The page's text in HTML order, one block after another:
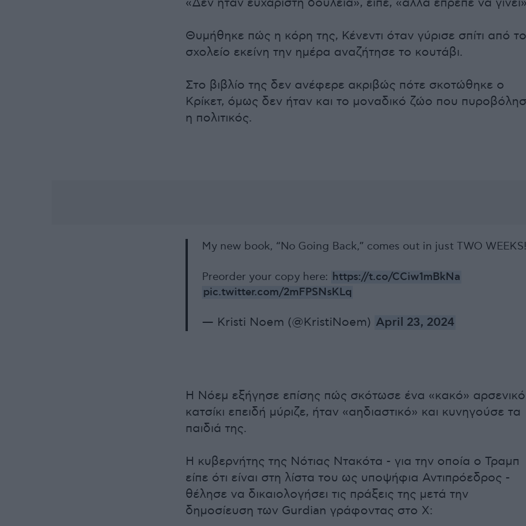
«Δεν ήταν ευχάριστη δουλειά», είπε, «αλλά έπρεπε να
Θυμήθηκε πώς η κόρη της, Κένεντι όταν γύρισε σπίτι από το
σχολείο εκείνη την ημέρα αναζήτησε το κουτάβι.
Στο βιβλίο της δεν ανέφερε ακριβώς πότε σκοτώθηκε ο
Κρίκετ, όμως δεν ήταν και το μοναδικό ζώο που
η πολιτικός.
My new book, “No Going Back,” comes out in just TWO WEEKS!
Preorder your copy here: https://t.co/CCiw1mBkNa
pic.twitter.com/2mFPSNsKLq
— Kristi Noem (@KristiNoem) April 23, 2024
Η Νόεμ εξήγησε επίσης πώς σκότωσε ένα «κακό» αρσενικό
κατσίκι επειδή μύριζε, ήταν «αηδιαστικό» και κυνηγούσε τα
παιδιά της.
Η κυβερνήτης της Νότιας Ντακότα - για την οποία ο Τραμπ
είπε ότι είναι στη λίστα του ως υποψήφια Αντιπρόεδρος -
θέλησε να δικαιολογήσει τις πράξεις της μετά την
δημοσίευση των Gurdian γράφοντας στο Χ: